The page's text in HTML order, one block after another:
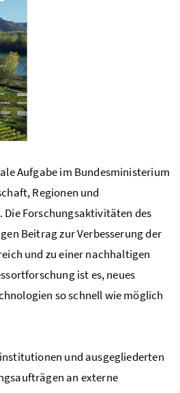
Aufgabe im Bundesministerium
Regionen und
Die Forschungsaktivitäten des
Beitrag zur Verbesserung der
und zu einer nachhaltigen
ist es, neues
so schnell wie möglich
und ausgegliederten
an externe